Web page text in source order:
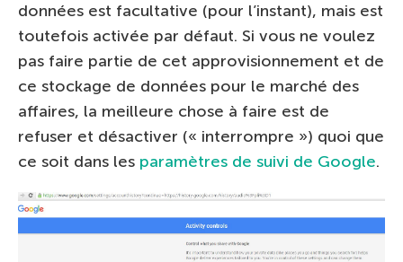
données est facultative (pour l’instant), mais est
toutefois activée par défaut. Si vous ne voulez
pas faire partie de cet approvisionnement et de
ce stockage de données pour le marché des
affaires, la meilleure chose à faire est de
refuser et désactiver (« interrompre ») quoi que
ce soit dans les paramètres de suivi de Google.